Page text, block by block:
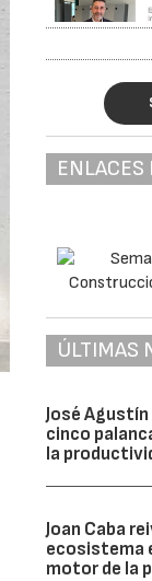
ENLACES
ÚLTIMAS
José
cinco
la
Joan Caba
ecosistema
motor de la